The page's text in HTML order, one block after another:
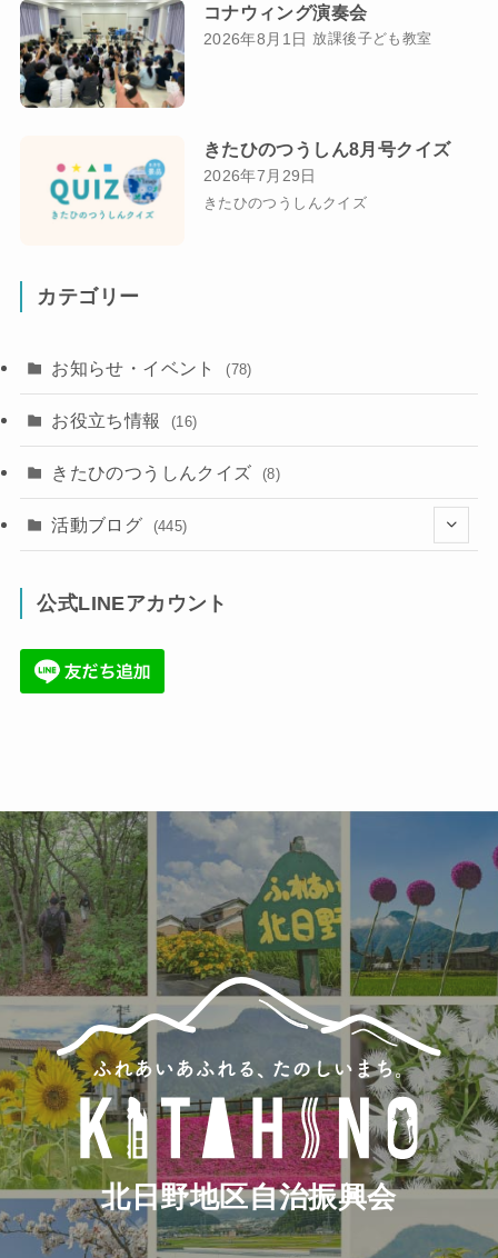
コナウィング演奏会
2026年8月1日 放課後子ども教室
きたひのつうしん8月号クイズ
2026年7月29日
きたひのつうしんクイズ
カテゴリー
お知らせ・イベント (78)
お役立ち情報 (16)
きたひのつうしんクイズ (8)
活動ブログ (445)
(86)
公式LINEアカウント
北日野地区自治振興会